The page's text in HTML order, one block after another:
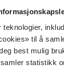
teknologier,
til å
best mulig
statistikk
ikke trenger
i
men ved